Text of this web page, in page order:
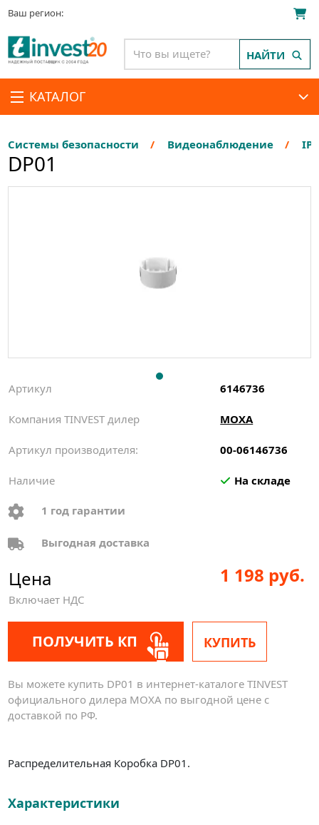
Ваш регион:
КАТАЛОГ
НАЙТИ
Системы безопасности Видеонаблюдение
DP01
Артикул 6146736
Компания TINVEST дилер MOXA
Артикул производителя: 00-06146736
Наличие На складе
1 год гарантии
Выгодная доставка
Цена
Включает НДС
1 198 руб.
ПОЛУЧИТЬ КП КУПИТЬ
Вы можете купить DP01 в интернет-каталоге TINVEST
официального дилера MOXA по выгодной цене с
доставкой по РФ.
Распределительная Коробка DP01.
Характеристики